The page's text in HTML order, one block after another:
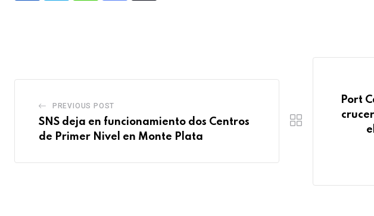
PREVIOUS POST
SNS deja en funcionamiento dos Centros
de Primer Nivel en Monte Plata
Port